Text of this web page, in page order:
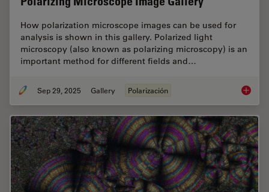
How polarization microscope images can be used for
analysis is shown in this gallery. Polarized light
microscopy (also known as polarizing microscopy) is an
important method for different fields and…
Sep 29, 2025 Gallery Polarización